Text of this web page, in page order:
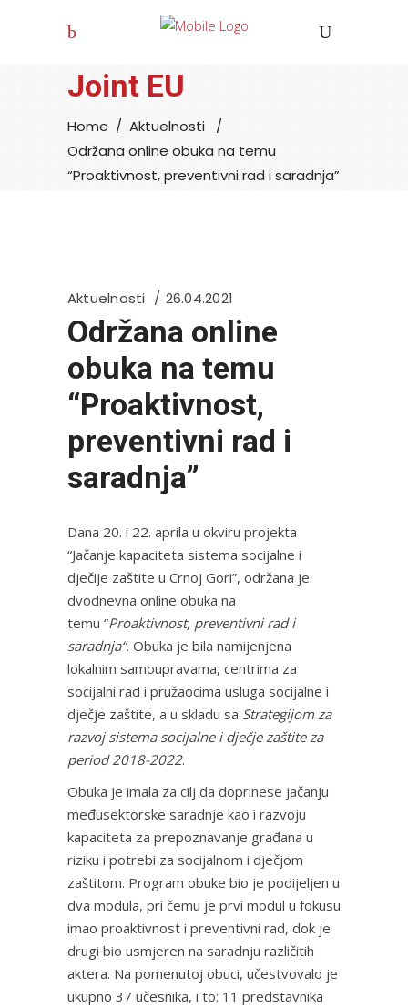
Joint EU
Home / Aktuelnosti
/
Održana online obuka na temu
“Proaktivnost, preventivni rad i saradnja”
Aktuelnosti 26.04.2021
Održana online
obuka na temu
“Proaktivnost,
preventivni rad i
saradnja”
Dana 20. i 22. aprila u okviru projekta
“Jačanje kapaciteta sistema socijalne i
dječije zaštite u Crnoj Gori”, održana je
dvodnevna online obuka na
temu “Proaktivnost, preventivni rad i
saradnja“. Obuka je bila namijenjena
lokalnim samoupravama, centrima za
socijalni rad i pružaocima usluga socijalne i
dječje zaštite, a u skladu sa Strategijom za
razvoj sistema socijalne i dječje zaštite za
period 2018-2022.
Obuka je imala za cilj da doprinese jačanju
međusektorske saradnje kao i razvoju
kapaciteta za prepoznavanje građana u
riziku i potrebi za socijalnom i dječjom
zaštitom. Program obuke bio je podijeljen u
dva modula, pri čemu je prvi modul u fokusu
imao proaktivnost i preventivni rad, dok je
drugi bio usmjeren na saradnju različitih
aktera. Na pomenutoj obuci, učestvovalo je
ukupno 37 učesnika, i to: 11 predstavnika